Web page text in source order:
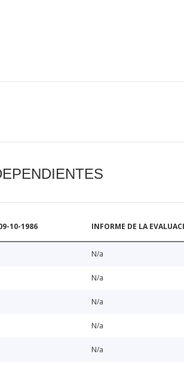
10-1986 INFORME DE LA
N/a
N/a
N/a
N/a
N/a